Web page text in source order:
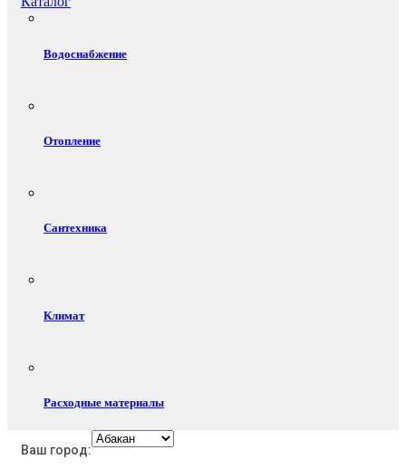
Водоснабжение
Отопление
Сантехника
Климат
Расходные материалы
Ваш город: